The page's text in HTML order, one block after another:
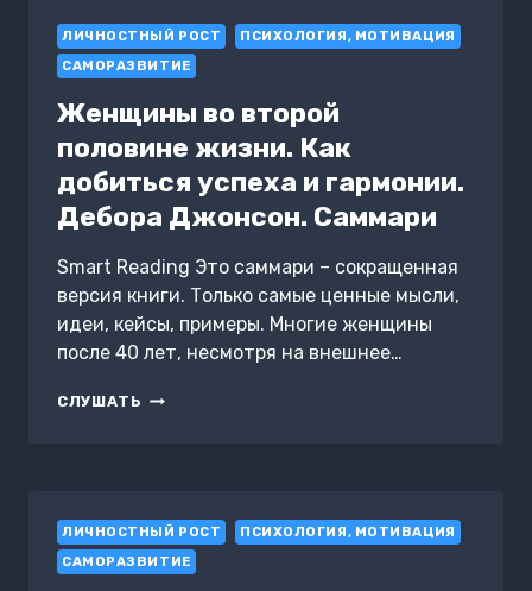
ЛИЧНОСТНЫЙ РОСТ
ПСИХОЛОГИЯ, МОТИВАЦИЯ
САМОРАЗВИТИЕ
Женщины во второй
половине жизни. Как
добиться успеха и гармонии.
Дебора Джонсон. Саммари
Smart Reading Это саммари – сокращенная
версия книги. Только самые ценные мысли,
идеи, кейсы, примеры. Многие женщины
после 40 лет, несмотря на внешнее…
СЛУШАТЬ ЖЕНЩИНЫ
ДОБИТЬСЯ
УСПЕХА
И
ЛИЧНОСТНЫЙ РОСТ
ПСИХОЛОГИЯ, МОТИВАЦИЯ
САМОРАЗВИТИЕ